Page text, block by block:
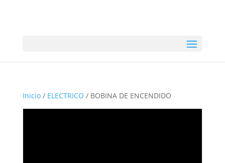
Inicio/ ELECTRICO / BOBINA DE ENCENDIDO